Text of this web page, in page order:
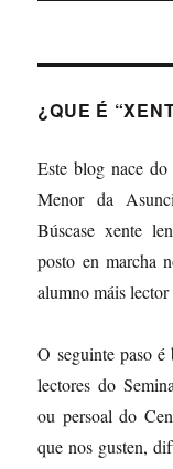
¿QUE É
Este blog nace
Menor da
Búscase xente
posto en marcha
alumno máis
O seguinte paso
lectores do
ou persoal do
que nos gusten,